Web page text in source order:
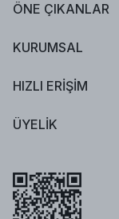
ÖNE ÇIKANLAR
KURUMSAL
HIZLI ERİŞİM
ÜYELİK